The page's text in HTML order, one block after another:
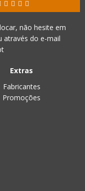
não hesite em
através do e-mail
Extras
Fabricantes
Promoções